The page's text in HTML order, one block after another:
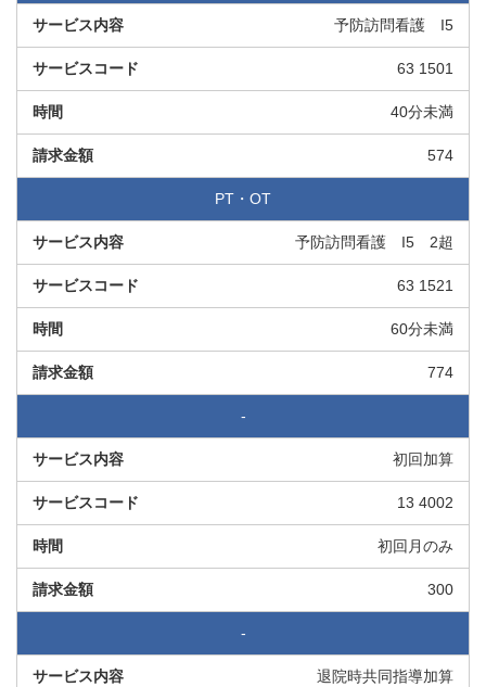
予防訪問看護 I5
63 1501
40分未満
574
PT・OT
予防訪問看護 I5 2超
63 1521
60分未満
774
-
初回加算
13 4002
初回月のみ
300
-
退院時共同指導加算